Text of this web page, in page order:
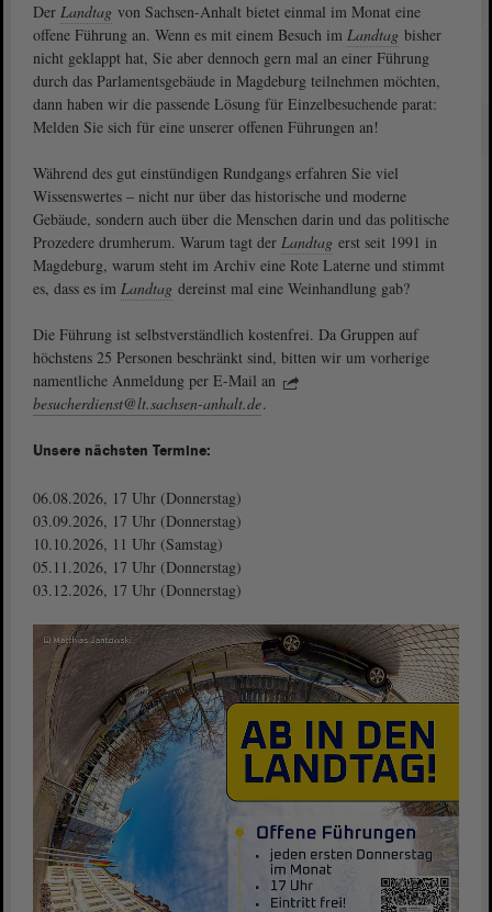
Der Landtag von Sachsen-Anhalt bietet einmal im Monat eine
offene Führung an. Wenn es mit einem Besuch im Landtag bisher
nicht geklappt hat, Sie aber dennoch gern mal an einer Führung
durch das Parlamentsgebäude in Magdeburg teilnehmen möchten,
dann haben wir die passende Lösung für Einzelbesuchende parat:
Melden Sie sich für eine unserer offenen Führungen an!
Während des gut einstündigen Rundgangs erfahren Sie viel
Wissenswertes ‒ nicht nur über das historische und moderne
Gebäude, sondern auch über die Menschen darin und das politische
Prozedere drumherum. Warum tagt der Landtag erst seit 1991 in
Magdeburg, warum steht im Archiv eine Rote Laterne und stimmt
es, dass es im Landtag dereinst mal eine Weinhandlung gab?
Die Führung ist selbstverständlich kostenfrei. Da Gruppen auf
höchstens 25 Personen beschränkt sind, bitten wir um vorherige
namentliche Anmeldung per E-Mail an
besucherdienst@lt.sachsen-anhalt.de.
Unsere nächsten Termine:
06.08.2026, 17 Uhr (Donnerstag)
03.09.2026, 17 Uhr (Donnerstag)
10.10.2026, 11 Uhr (Samstag)
05.11.2026, 17 Uhr (Donnerstag)
03.12.2026, 17 Uhr (Donnerstag)